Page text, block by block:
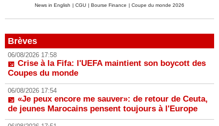
News in English | CGU | Bourse Finance | Coupe du monde 2026
Brèves
06/08/2026 17:58
Crise à la Fifa: l'UEFA maintient son boycott des
Coupes du monde
06/08/2026 17:54
«Je peux encore me sauver»: de retour de Ceuta,
de jeunes Marocains pensent toujours à l'Europe